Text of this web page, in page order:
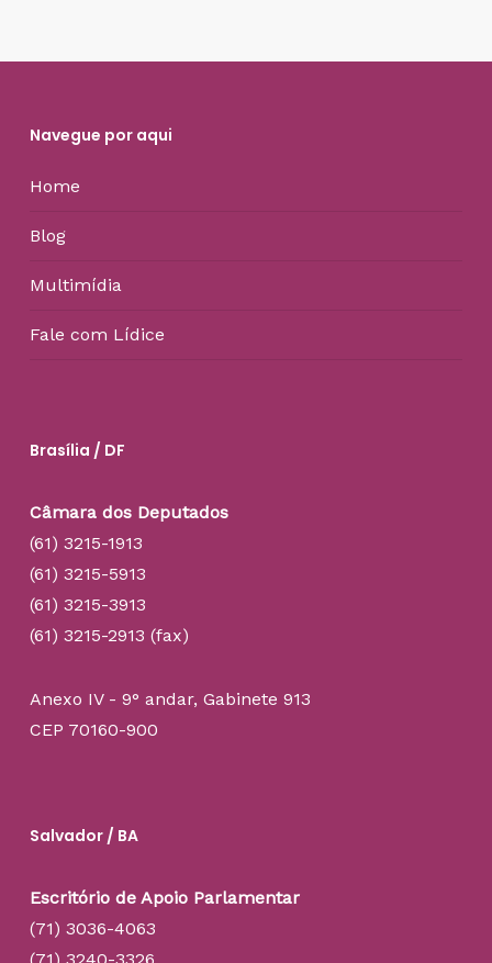
Navegue por aqui
Home
Blog
Multimídia
Fale com Lídice
Brasília / DF
Câmara dos Deputados
(61) 3215-1913
(61) 3215-5913
(61) 3215-3913
(61) 3215-2913 (fax)
Anexo IV - 9° andar, Gabinete 913
CEP 70160-900
Salvador / BA
Escritório de Apoio Parlamentar
(71) 3036-4063